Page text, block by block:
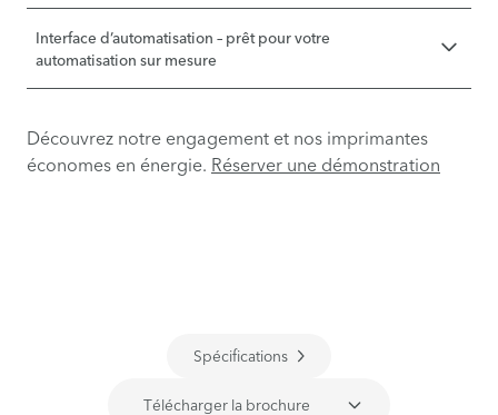
Interface d’automatisation – prêt pour votre
automatisation sur mesure
Découvrez notre engagement et nos imprimantes
économes en énergie. Réserver une démonstration
Spécifications
Télécharger la brochure